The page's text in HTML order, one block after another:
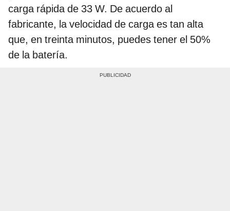
carga rápida de 33 W. De acuerdo al
fabricante, la velocidad de carga es tan alta
que, en treinta minutos, puedes tener el 50%
de la batería.